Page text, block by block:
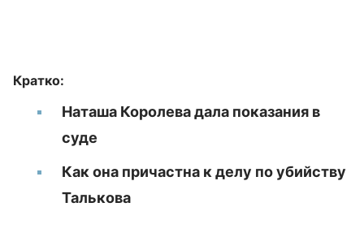
Кратко:
Наташа Королева дала показания в
суде
Как она причастна к делу по убийству
Талькова